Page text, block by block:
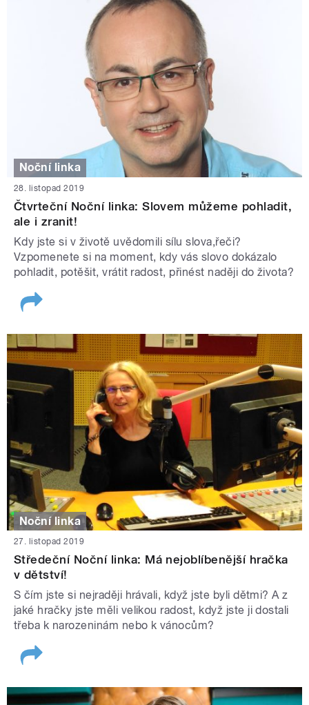
Noční linka
28. listopad 2019
Čtvrteční Noční linka: Slovem můžeme pohladit,
ale i zranit!
Kdy jste si v životě uvědomili sílu slova,řeči?
Vzpomenete si na moment, kdy vás slovo dokázalo
pohladit, potěšit, vrátit radost, přinést naději do života?
Noční linka
27. listopad 2019
Středeční Noční linka: Má nejoblíbenější hračka
v dětství!
S čím jste si nejraději hrávali, když jste byli dětmi? A z
jaké hračky jste měli velikou radost, když jste ji dostali
třeba k narozeninám nebo k vánocům?